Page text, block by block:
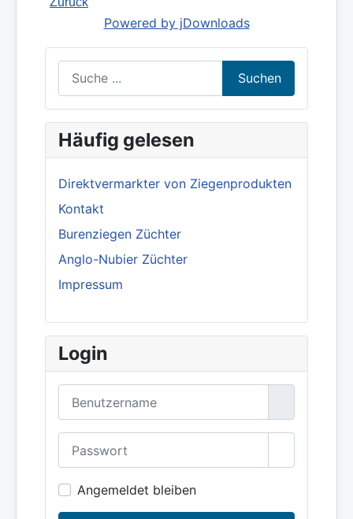
Powered by jDownloads
Suchen
Häufig gelesen
Direktvermarkter von Ziegenprodukten
Kontakt
Burenziegen Züchter
Anglo-Nubier Züchter
Impressum
Login
Angemeldet bleiben